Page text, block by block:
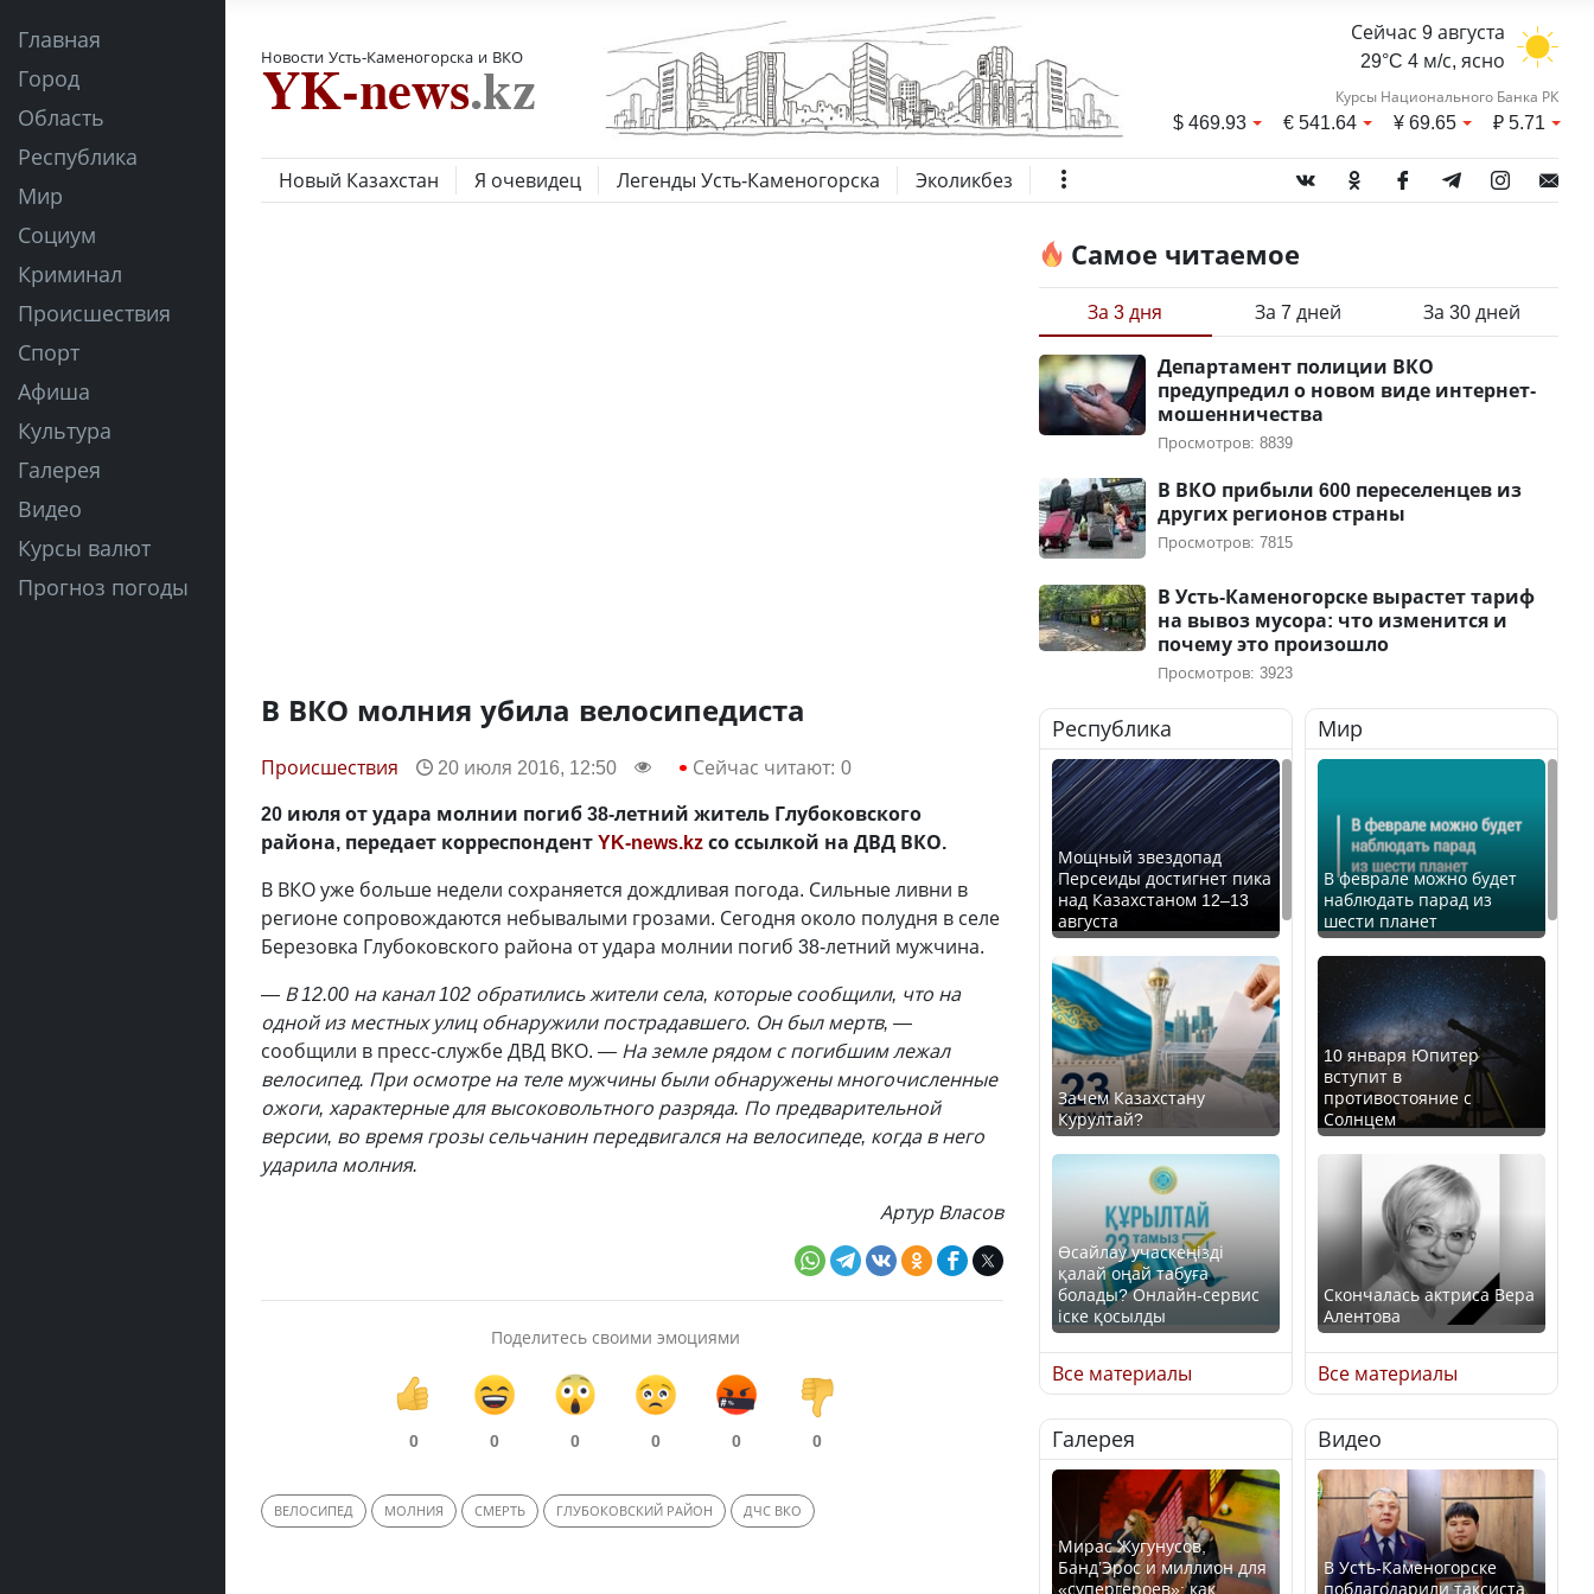
Главная
Город
Область
Республика
Мир
Социум
Криминал
Происшествия
Спорт
Афиша
Культура
Галерея
Видео
Курсы валют
Прогноз погоды
Новости Усть-Каменогорска и ВКО
Сейчас 9 августа
29°C 4 м/с, ясно
Курсы Национального Банка РК
$469.93 €541.64 ¥69.65 ₽5.71
Новый Казахстан Я очевидец Легенды Усть-Каменогорска Эколикбез
В ВКО молния убила велосипедиста
Происшествия 20 июля 2016, 12:50 Сейчас читают: 0
20 июля от удара молнии погиб 38-летний житель Глубоковского
района, передает корреспондентYK-news.kzсо ссылкой на ДВД ВКО.
В ВКО уже больше недели сохраняется дождливая погода. Сильные ливни в
регионе сопровождаются небывалыми грозами. Сегодня около полудня в селе
Березовка Глубоковского района от удара молнии погиб 38-летний мужчина.
— В 12.00 на канал 102 обратились жители села, которые сообщили, что на
одной из местных улиц обнаружили пострадавшего. Он был мертв, —
сообщили в пресс-службе ДВД ВКО. — На земле рядом с погибшим лежал
велосипед. При осмотре на теле мужчины были обнаружены многочисленные
ожоги, характерные для высоковольтного разряда. По предварительной
версии, во время грозы сельчанин передвигался на велосипеде, когда в него
ударила молния.
Артур Власов
Поделитесь своими эмоциями
0 0 0 0 0 0
ВЕЛОСИПЕД МОЛНИЯ СМЕРТЬ ГЛУБОКОВСКИЙ РАЙОН ДЧС ВКО
Самое читаемое
За 3 дня За 7 дней За 30 дней
Департамент полиции ВКО
предупредил о новом виде интернет-
мошенничества
Просмотров: 8839
В ВКО прибыли 600 переселенцев из
других регионов страны
Просмотров: 7815
В Усть-Каменогорске вырастет тариф
на вывоз мусора: что изменится и
почему это произошло
Просмотров: 3923
Республика
Мощный звездопад
Персеиды достигнет пика
над Казахстаном 12–13
августа
Зачем Казахстану
Курултай?
Өсайлау учаскеңізді
қалай оңай табуға
болады? Онлайн-сервис
іске қосылды
Как легко найти свой
участок для голосования?
Все материалы
Мир
В феврале можно будет
наблюдать парад из
шести планет
10 января Юпитер
вступит в
противостояние с
Солнцем
Скончалась актриса Вера
Алентова
В РФ вынесен заочный
приговор по уголовному
делу об убийстве Игоря
Талькова
Все материалы
Галерея
Мирас Жугунусов,
Банд’Эрос и миллион для
«супергероев»: как
Видео
В Усть-Каменогорске
поблагодарили таксиста,